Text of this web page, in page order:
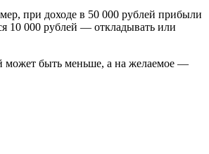
при доходе в 50 000 рублей прибыли
10 000 рублей — откладывать или
может быть меньше, а на желаемое —